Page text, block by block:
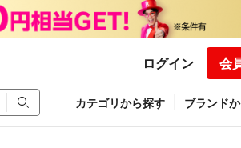
ログイン 会
カテゴリから探す ブランド